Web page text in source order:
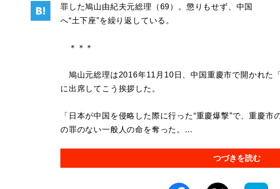
罪した鳩山由紀夫元総理（69）。懲りもせず、中国
へ“土下座”を繰り返している。
＊＊＊
鳩山元総理は2016年11月10日、中国重慶市で開かれた
に出席してこう挨拶した。
「日本が中国を侵略した際に行った“重慶爆撃”で、重慶市
の罪のない一般人の命を奪った。...
つづきを読む